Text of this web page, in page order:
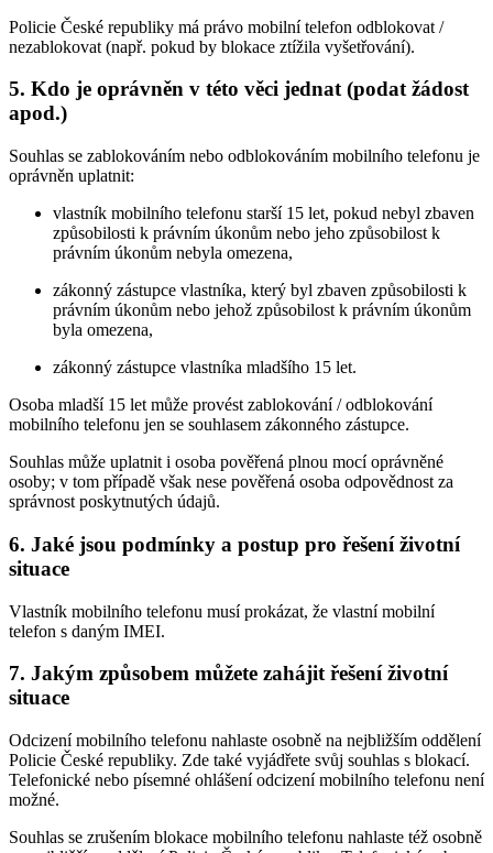
Policie České republiky má právo mobilní telefon odblokovat /
nezablokovat (např. pokud by blokace ztížila vyšetřování).
5. Kdo je oprávněn v této věci jednat (podat žádost
apod.)
Souhlas se zablokováním nebo odblokováním mobilního telefonu je
oprávněn uplatnit:
vlastník mobilního telefonu starší 15 let, pokud nebyl zbaven
způsobilosti k právním úkonům nebo jeho způsobilost k
právním úkonům nebyla omezena,
zákonný zástupce vlastníka, který byl zbaven způsobilosti k
právním úkonům nebo jehož způsobilost k právním úkonům
byla omezena,
zákonný zástupce vlastníka mladšího 15 let.
Osoba mladší 15 let může provést zablokování / odblokování
mobilního telefonu jen se souhlasem zákonného zástupce.
Souhlas může uplatnit i osoba pověřená plnou mocí oprávněné
osoby; v tom případě však nese pověřená osoba odpovědnost za
správnost poskytnutých údajů.
6. Jaké jsou podmínky a postup pro řešení životní
situace
Vlastník mobilního telefonu musí prokázat, že vlastní mobilní
telefon s daným IMEI.
7. Jakým způsobem můžete zahájit řešení životní
situace
Odcizení mobilního telefonu nahlaste osobně na nejbližším oddělení
Policie České republiky. Zde také vyjádřete svůj souhlas s blokací.
Telefonické nebo písemné ohlášení odcizení mobilního telefonu není
možné.
Souhlas se zrušením blokace mobilního telefonu nahlaste též osobně